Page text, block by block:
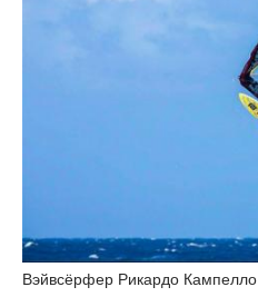
Вэйвсёрфер Рикардо Кампелло